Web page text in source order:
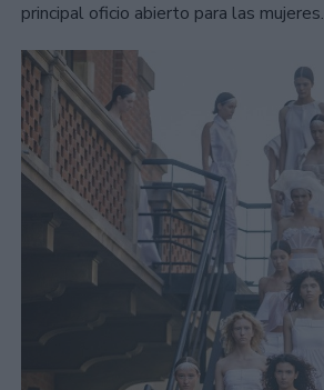
principal oficio abierto para las mujeres.